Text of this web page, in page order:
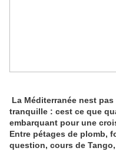
La Méditerranée nest
tranquille : cest ce que
embarquant pour une
Entre pétages de plomb,
question, cours de